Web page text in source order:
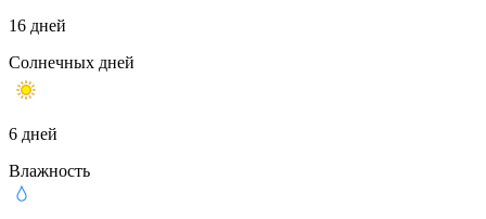
16 дней
Солнечных дней
6 дней
Влажность